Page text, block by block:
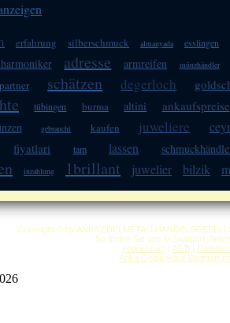
erfahrung silberschmuck almanyada esslingen
adresse armreifen münzhändler
schätzen degerloch
tübingen burma altini ankaufspreise
gebraucht kaufen juweliere
fiyatlari tam lassen
inzahlung 1brillant juwelier bilzik
Copyright © by ANKA
So finden Sie uns in Stuttgart:
Impressum| AGB|
Anka Goldankauf Stuttgart